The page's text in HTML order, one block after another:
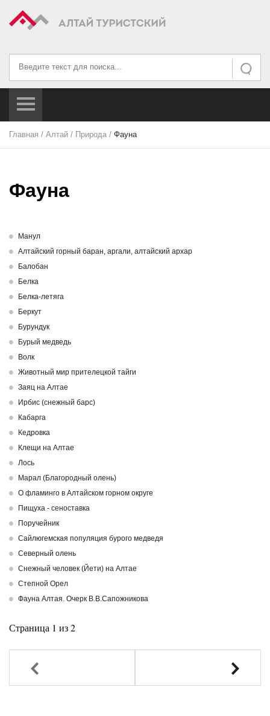
Искать
Искать...
Главная / Алтай / Природа / Фауна
Фауна
Манул
Алтайский горный баран, аргали, алтайский архар
Балобан
Белка
Белка-летяга
Беркут
Бурундук
Бурый медведь
Волк
Животный мир прителецкой тайги
Заяц на Алтае
Ирбис (снежный барс)
Кабарга
Кедровка
Клещи на Алтае
Лось
Марал (Благородный олень)
О фламинго в Алтайском горном округе
Пищуха - сеноставка
Поручейник
Сайлюгемская популяция бурого медведя
Северный олень
Снежный человек (Йети) на Алтае
Степной Орел
Фауна Алтая. Очерк В.В.Сапожникова
Страница 1 из 2